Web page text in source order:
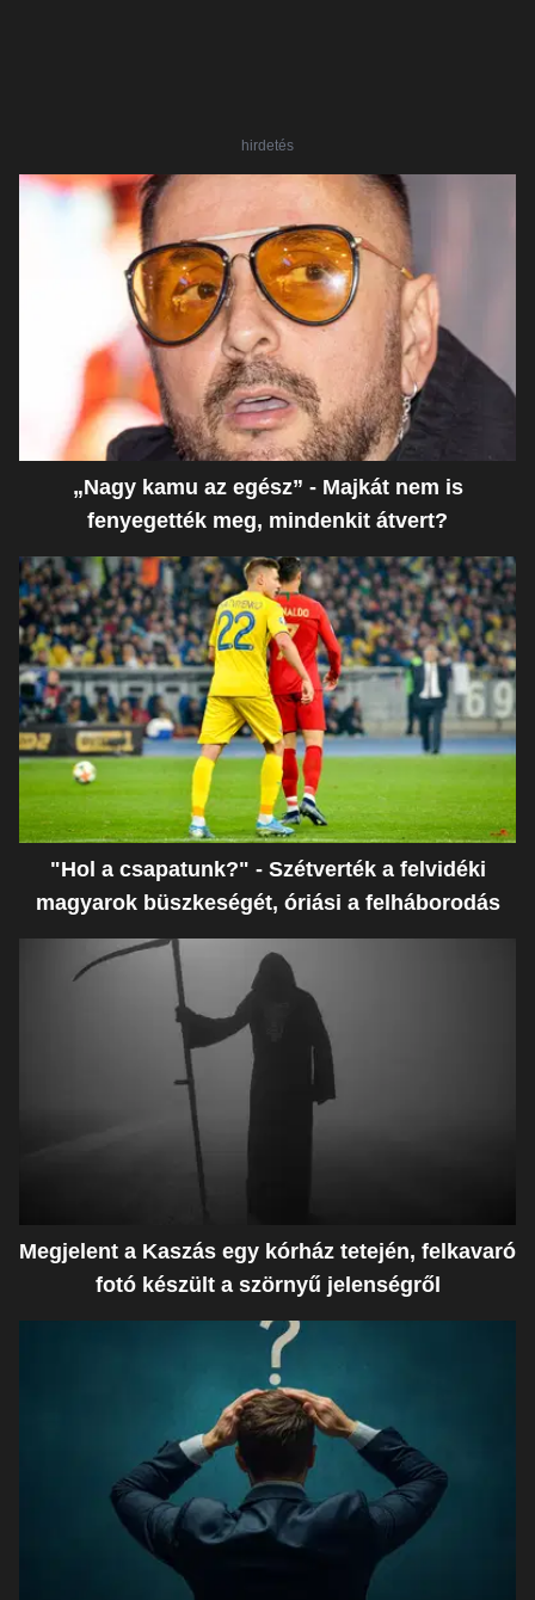
hirdetés
„Nagy kamu az egész” - Majkát nem is
fenyegették meg, mindenkit átvert?
"Hol a csapatunk?" - Szétverték a felvidéki
magyarok büszkeségét, óriási a felháborodás
Megjelent a Kaszás egy kórház tetején, felkavaró
fotó készült a szörnyű jelenségről